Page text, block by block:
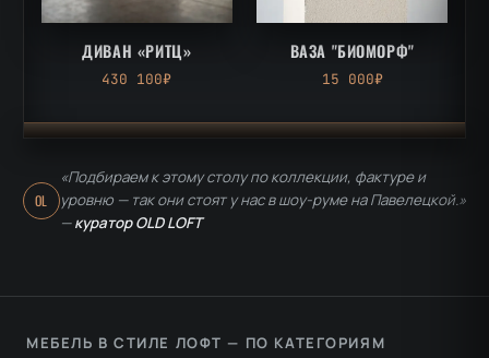
ДИВАН «РИТЦ»
430 100₽
ВАЗА "БИОМОРФ"
15 000₽
OL
«Подбираем к этому столу по коллекции, фактуре и
уровню — так они стоят у нас в шоу-руме на Павелецкой.»
—куратор OLD LOFT
МЕБЕЛЬ В СТИЛЕ ЛОФТ — ПО КАТЕГОРИЯМ